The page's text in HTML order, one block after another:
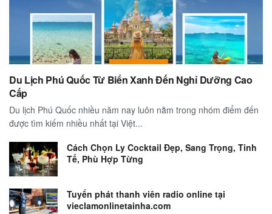
Du Lịch Phú Quốc Từ Biển Xanh Đến Nghỉ Dưỡng Cao
Cấp
Du lịch Phú Quốc nhiều năm nay luôn nằm trong nhóm điểm đến
được tìm kiếm nhiều nhất tại Việt...
Cách Chọn Ly Cocktail Đẹp, Sang Trọng, Tinh
Tế, Phù Hợp Từng
Tuyển phát thanh viên radio online tại
vieclamonlinetainha.com